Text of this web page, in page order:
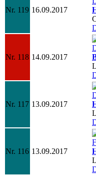
Nr. 119 16.09.2017
Nr. 118 14.09.2017
Nr. 117 13.09.2017
Nr. 116 13.09.2017